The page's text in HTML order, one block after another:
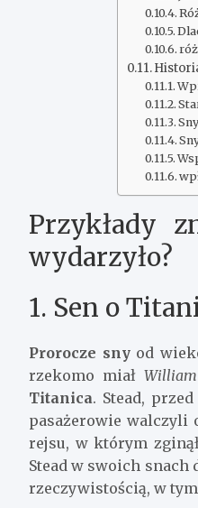
Przykłady
wydarzyło?
1. Sen o
Prorocze snyod
rzekomo miał
Titanica. Stead,
pasażerowie walczyli
rejsu, w którym
Stead w swoich snach
rzeczywistością, w